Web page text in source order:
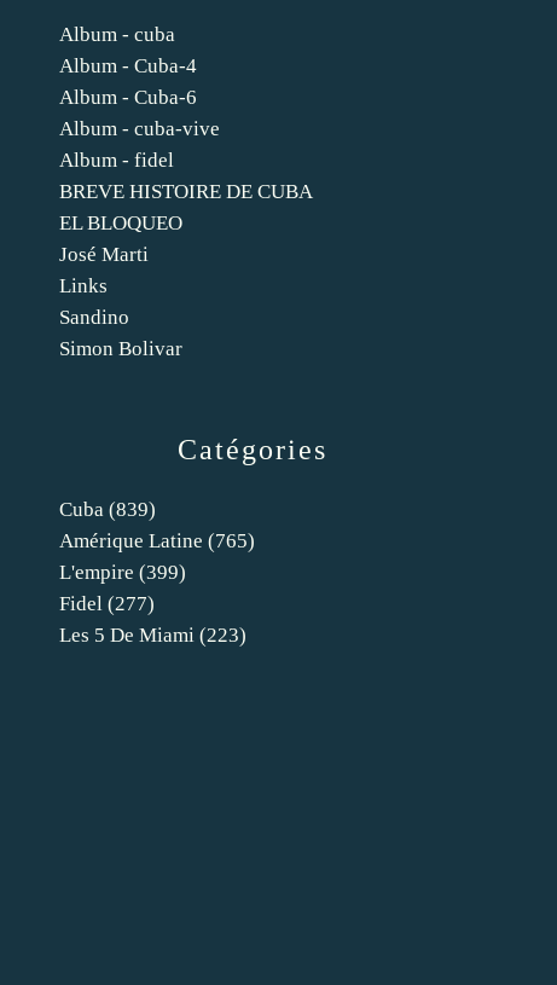
Catégories
Cuba (839)
Amérique Latine (765)
L'empire (399)
Fidel (277)
Les 5 De Miami (223)
Album - cuba
Album - Cuba-4
Album - Cuba-6
Album - cuba-vive
Album - fidel
BREVE HISTOIRE DE CUBA
EL BLOQUEO
José Marti
Links
Sandino
Simon Bolivar